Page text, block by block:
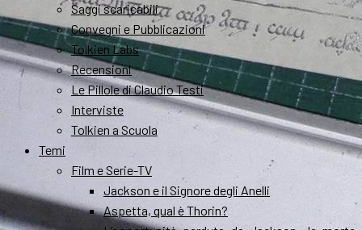
Saggi scaricabili
Convegni e Pubblicazioni
Tolkien Labs
Recensioni
Le Pillole di Claudio Testi
Interviste
Tolkien a Scuola
Temi
Film e Serie-TV
Jackson e il Signore degli Anelli
Aspetta, qual è Thorin?